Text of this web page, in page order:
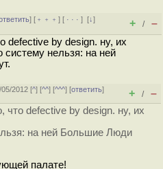
] [ ﹢﹢﹢] [ · · ·][↓]
+ / –
defective by design. ну, их
систему нельзя: на ней
2012 [^] [^^] [^^^] [ответить]
+ / –
что defective by design. ну, их
на ней Большие Люди
палате!